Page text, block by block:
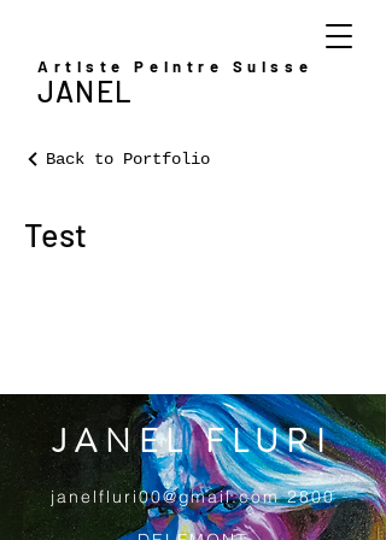
JANEL
Artiste Peintre Suisse
Back to Portfolio
Test
JANEL FLURI
janelfluri00@gmail.com2800